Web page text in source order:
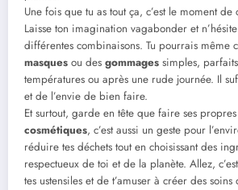
Une fois que tu as tout ça, c’est le moment de
Laisse ton imagination vagabonder et
différentes combinaisons. Tu pourrais même
masques ou des gommages simples,
températures ou après une rude journée. Il
et de l’envie de bien faire.
Et surtout, garde en tête que faire ses propres
cosmétiques, c’est aussi un geste pour
réduire tes déchets tout en choisissant des
respectueux de toi et de la planète. Allez,
tes ustensiles et de t’amuser à créer des